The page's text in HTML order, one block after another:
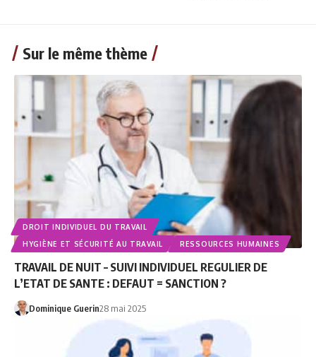
Sur le même thème
DROIT INDIVIDUEL DU TRAVAIL
HYGIÈNE ET SÉCURITÉ AU TRAVAIL
RESSOURCES HUMAINES
TRAVAIL DE NUIT – SUIVI INDIVIDUEL REGULIER DE
L’ETAT DE SANTE : DEFAUT = SANCTION ?
Dominique Guerin28 mai 2025